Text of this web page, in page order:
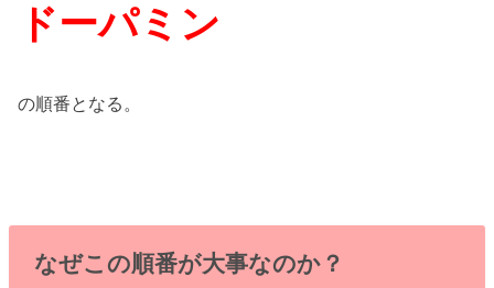
ドーパミン
の順番となる。
なぜこの順番が大事なのか？